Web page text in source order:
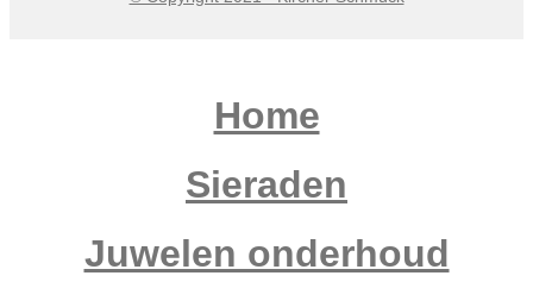
Home
Sieraden
Juwelen onderhoud